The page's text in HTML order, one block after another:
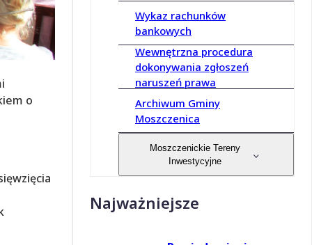
o
Wykaz rachunków
bankowych
Wewnętrzna procedura
dokonywania zgłoszeń
naruszeń prawa
Archiwum Gminy
Moszczenica
Moszczenickie Tereny
Inwestycyjne
Najważniejsze